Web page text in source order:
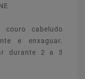
couro cabeludo
e enxaguar.
durante 2 a 3